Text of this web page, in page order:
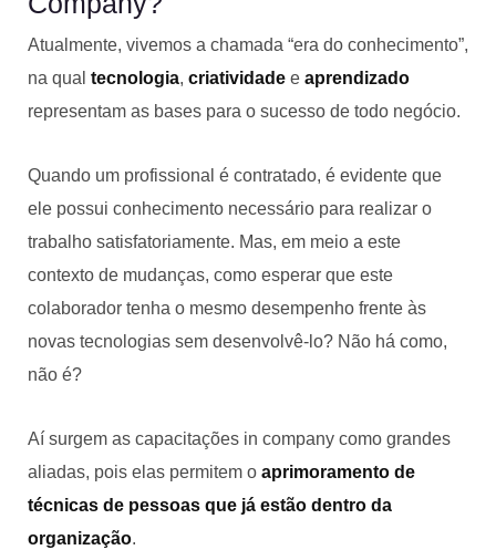
Atualmente, vivemos a chamada “era do conhecimento”,
na qual tecnologia, criatividade e aprendizado
representam as bases para o sucesso de todo negócio.
Quando um profissional é contratado, é evidente que
ele possui conhecimento necessário para realizar o
trabalho satisfatoriamente. Mas, em meio a este
contexto de mudanças, como esperar que este
colaborador tenha o mesmo desempenho frente às
novas tecnologias sem desenvolvê-lo? Não há como,
não é?
Aí surgem as capacitações in company como grandes
aliadas, pois elas permitem o aprimoramento de
técnicas de pessoas que já estão dentro da
organização.